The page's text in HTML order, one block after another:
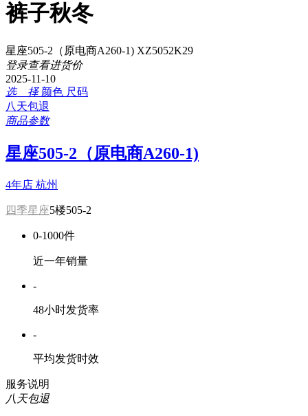
裤子秋冬
星座505-2（原电商A260-1) XZ5052K29
登录查看进货价
2025-11-10
选 择 颜色 尺码
八天包退
商品参数
星座505-2（原电商A260-1)
4年店 杭州
四季星座5楼505-2
0-1000件
近一年销量
-
48小时发货率
-
平均发货时效
服务说明
八天包退